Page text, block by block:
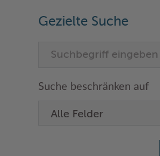
Gezielte Suche
Suche beschränken auf